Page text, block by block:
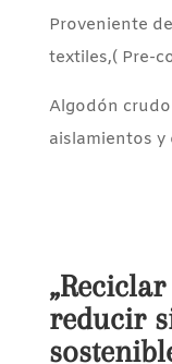
Proveniente
textiles,( Pre-
Algodón
aislamientos
reducir